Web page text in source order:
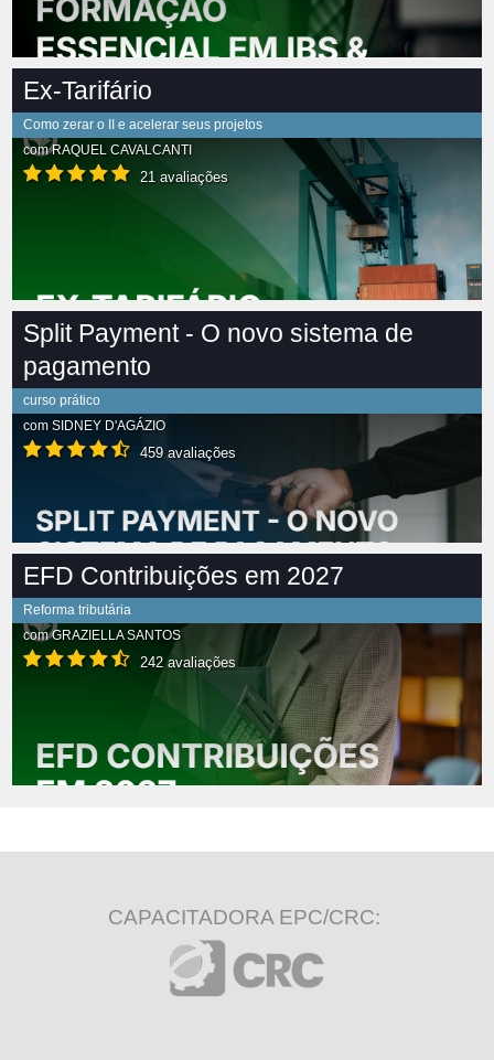
Ex-Tarifário
Como zerar o II e acelerar seus projetos
comRAQUEL CAVALCANTI
21 avaliações
Split Payment - O novo sistema de
pagamento
curso prático
com SIDNEY D'AGÁZIO
459 avaliações
EFD Contribuições em 2027
Reforma tributária
comGRAZIELLA SANTOS
242 avaliações
CAPACITADORA EPC/CRC: